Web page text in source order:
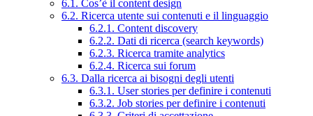
6.1. Cos’è il content design
6.2. Ricerca utente sui contenuti e il linguaggio
6.2.1. Content discovery
6.2.2. Dati di ricerca (search keywords)
6.2.3. Ricerca tramite analytics
6.2.4. Ricerca sui forum
6.3. Dalla ricerca ai bisogni degli utenti
6.3.1. User stories per definire i contenuti
6.3.2. Job stories per definire i contenuti